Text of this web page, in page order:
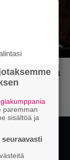
paremman
sisältöä ja